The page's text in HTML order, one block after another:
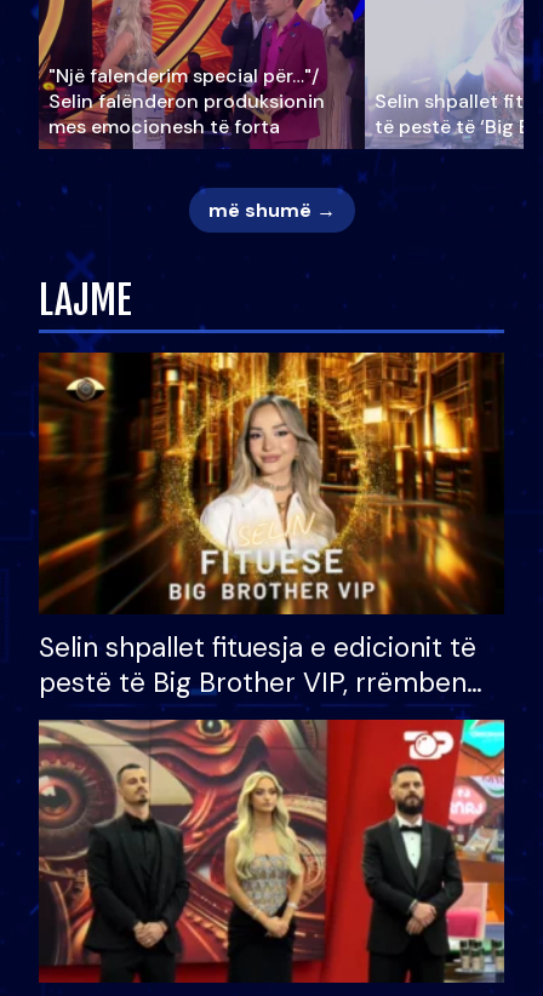
"Një falenderim special për…"/
Selin falënderon produksionin
mes emocionesh të forta
Selin shpallet
të pestë të ‘Big
më shumë →
LAJME
Selin shpallet fituesja e edicionit të
pestë të Big Brother VIP, rrëmben
çmimin e madh prej 100 mijë eurosh